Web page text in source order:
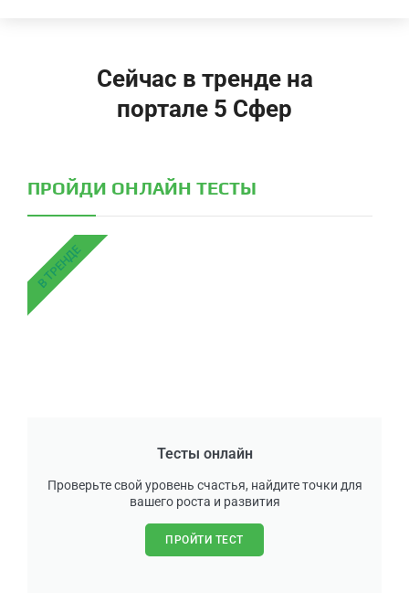
Сейчас в тренде на
портале 5 Сфер
ПРОЙДИ ОНЛАЙН ТЕСТЫ
Тесты онлайн
Проверьте свой уровень счастья, найдите точки для
вашего роста и развития
ПРОЙТИ ТЕСТ
В ТРЕНДЕ